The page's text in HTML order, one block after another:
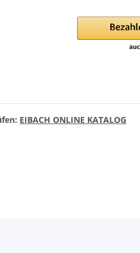
EIBACH ONLINE KATALOG